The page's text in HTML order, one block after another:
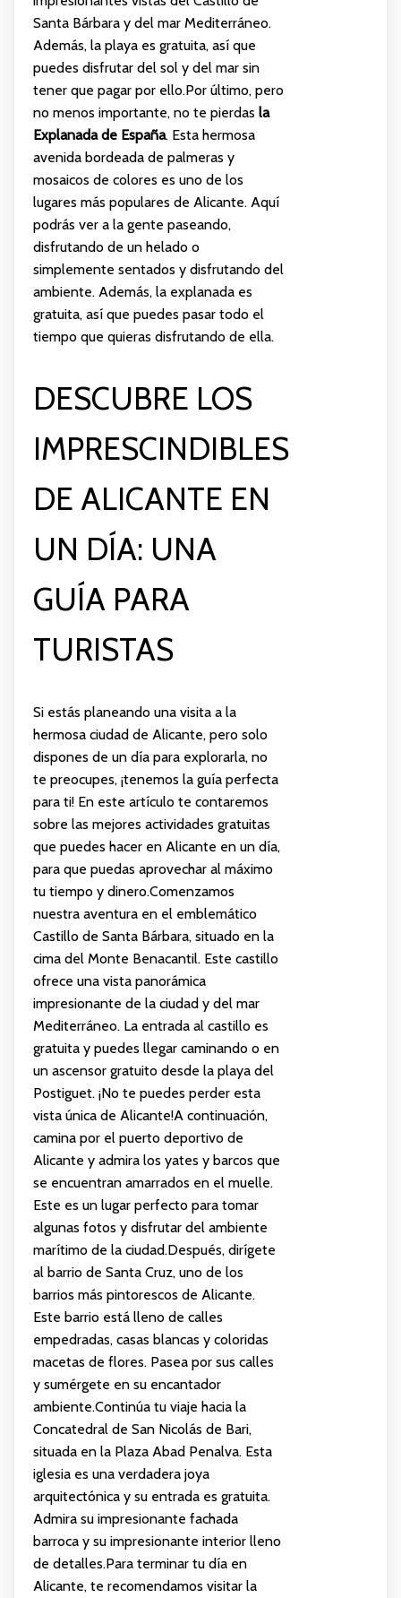
Santa Bárbara y del mar Mediterráneo.
Además, la playa es gratuita, así que
puedes disfrutar del sol y del mar sin
tener que pagar por ello.Por último, pero
no menos importante, no te pierdas la
Explanada de España. Esta hermosa
avenida bordeada de palmeras y
mosaicos de colores es uno de los
lugares más populares de Alicante. Aquí
podrás ver a la gente paseando,
disfrutando de un helado o
simplemente sentados y disfrutando del
ambiente. Además, la explanada es
gratuita, así que puedes pasar todo el
tiempo que quieras disfrutando de ella.
DESCUBRE LOS
IMPRESCINDIBLES
DE ALICANTE EN
UN DÍA: UNA
GUÍA PARA
TURISTAS
Si estás planeando una visita a la
hermosa ciudad de Alicante, pero solo
dispones de un día para explorarla, no
te preocupes, ¡tenemos la guía perfecta
para ti! En este artículo te contaremos
sobre las mejores actividades gratuitas
que puedes hacer en Alicante en un día,
para que puedas aprovechar al máximo
tu tiempo y dinero.Comenzamos
nuestra aventura en el emblemático
Castillo de Santa Bárbara, situado en la
cima del Monte Benacantil. Este castillo
ofrece una vista panorámica
impresionante de la ciudad y del mar
Mediterráneo. La entrada al castillo es
gratuita y puedes llegar caminando o en
un ascensor gratuito desde la playa del
Postiguet. ¡No te puedes perder esta
vista única de Alicante!A continuación,
camina por el puerto deportivo de
Alicante y admira los yates y barcos que
se encuentran amarrados en el muelle.
Este es un lugar perfecto para tomar
algunas fotos y disfrutar del ambiente
marítimo de la ciudad.Después, dirígete
al barrio de Santa Cruz, uno de los
barrios más pintorescos de Alicante.
Este barrio está lleno de calles
empedradas, casas blancas y coloridas
macetas de flores. Pasea por sus calles
y sumérgete en su encantador
ambiente.Continúa tu viaje hacia la
Concatedral de San Nicolás de Bari,
situada en la Plaza Abad Penalva. Esta
iglesia es una verdadera joya
arquitectónica y su entrada es gratuita.
Admira su impresionante fachada
barroca y su impresionante interior lleno
de detalles.Para terminar tu día en
Alicante, te recomendamos visitar la